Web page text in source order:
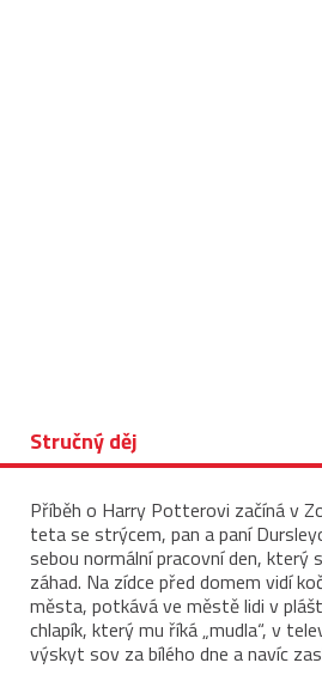
Stručný děj
Příběh o Harry Potterovi začíná v
teta se strýcem, pan a paní
sebou normální pracovní den, který
záhad. Na zídce před domem vidí
města, potkává ve městě lidi v
chlapík, který mu říká „mudla“, v
výskyt sov za bílého dne a navíc